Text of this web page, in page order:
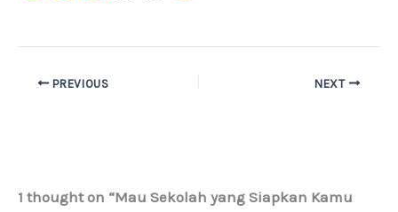
PREVIOUS NEXT
1 thought on “Mau Sekolah yang Siapkan Kamu